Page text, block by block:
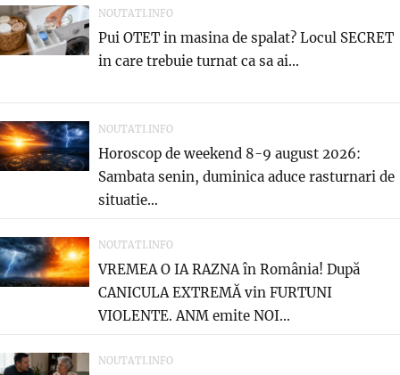
NOUTATI.INFO
Pui OTET in masina de spalat? Locul SECRET
in care trebuie turnat ca sa ai...
NOUTATI.INFO
Horoscop de weekend 8-9 august 2026:
Sambata senin, duminica aduce rasturnari de
situatie…
NOUTATI.INFO
VREMEA O IA RAZNA în România! După
CANICULA EXTREMĂ vin FURTUNI
VIOLENTE. ANM emite NOI...
NOUTATI.INFO